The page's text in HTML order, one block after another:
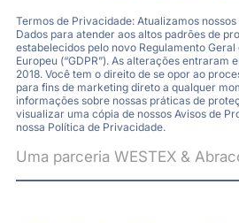
Termos de Privacidade: Atualizamos
Dados para atender aos altos padrões de
estabelecidos pelo novo Regulamento
Europeu (“GDPR”). As alterações entraram
2018. Você tem o direito de se opor ao
para fins de marketing direto a qualquer
informações sobre nossas práticas de
visualizar uma cópia de nossos Avisos de
nossa Política de Privacidade.
Uma parceria WESTEX &